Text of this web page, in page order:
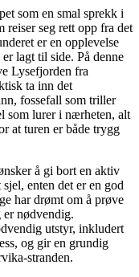
som en smal sprekk i
seg rett opp fra det
er en opplevelse
lagt til side. På denne
Lysefjorden fra
ta inn det
fossefall som triller
som lurer i nærheten, alt
at turen er både trygg
å gi bort en aktiv
enten det er en god
har drømt om å prøve
nødvendig.
utstyr, inkludert
og gir en grundig
stranden.